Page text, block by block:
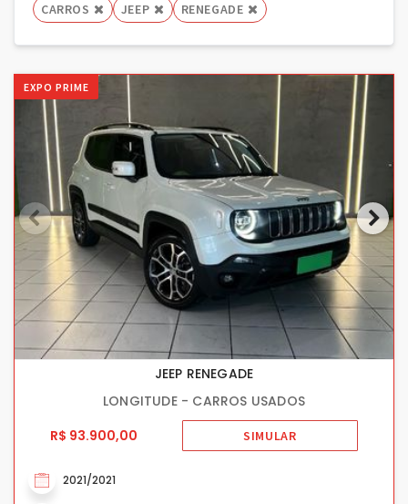
CARROS JEEP RENEGADE
EXPO PRIME
JEEP RENEGADE
LONGITUDE - CARROS USADOS
R$ 93.900,00
SIMULAR
2021/2021